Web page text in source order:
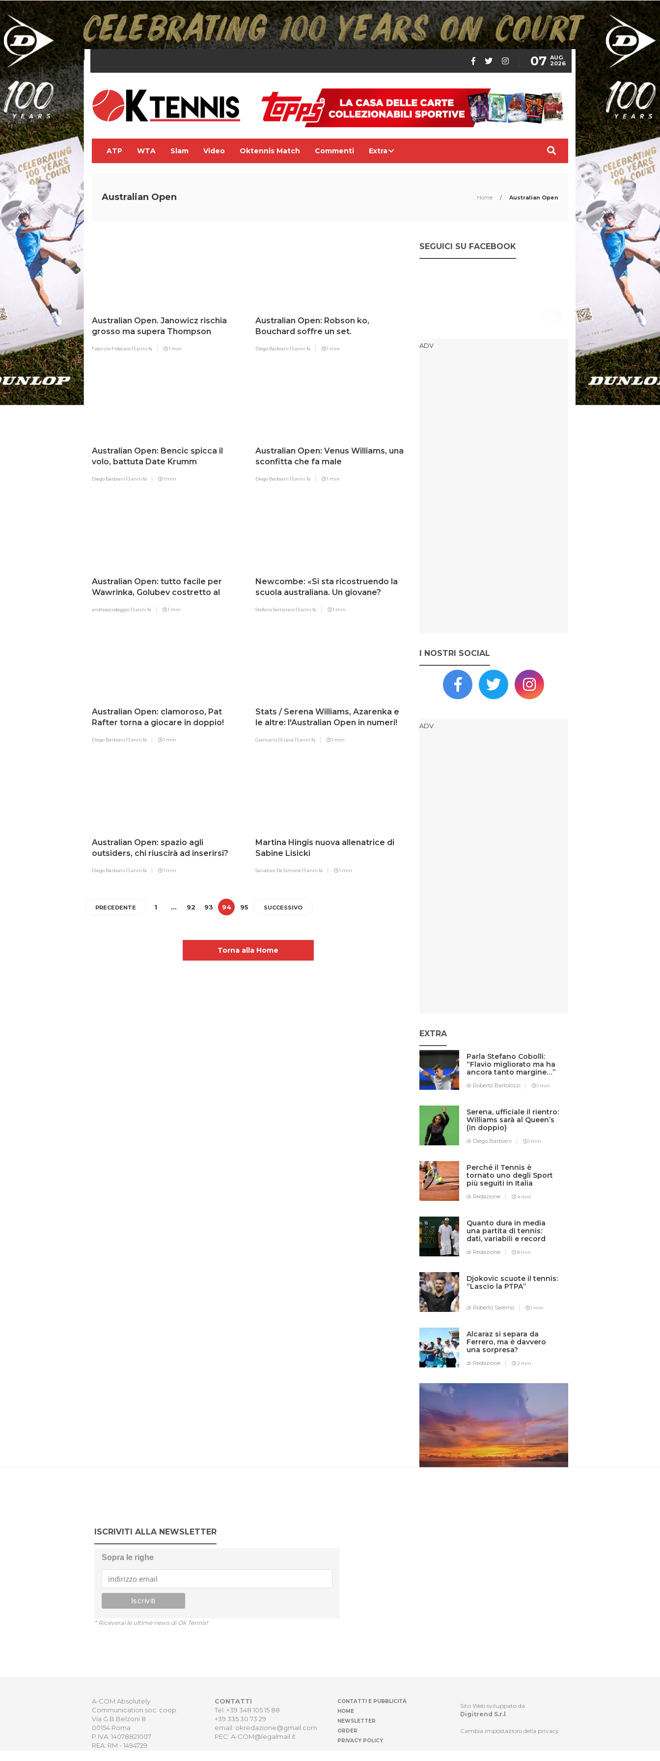
07 AUG
2026
ATP WTA Slam Video Oktennis Match Commenti Extra
Australian Open Home / Australian Open
Australian Open. Janowicz rischia
grosso ma supera Thompson
Fabrizio Fidecaro13 anni fa 1 min
Australian Open: Robson ko,
Bouchard soffre un set.
Diego Barbiani13 anni fa 1 min
Australian Open: Bencic spicca il
volo, battuta Date Krumm
Diego Barbiani13 anni fa 1 min
Australian Open: Venus Williams, una
sconfitta che fa male
Diego Barbiani13 anni fa 1 min
Australian Open: tutto facile per
Wawrinka, Golubev costretto al
andreascodeggio13 anni fa 1 min
Newcombe: «Si sta ricostruendo la
scuola australiana. Un giovane?
Stefano Semeraro13 anni fa 1 min
Australian Open: clamoroso, Pat
Rafter torna a giocare in doppio!
Diego Barbiani13 anni fa 1 min
Stats / Serena Williams, Azarenka e
le altre: l'Australian Open in numeri!
Giancarlo Di Leva13 anni fa 1 min
Australian Open: spazio agli
outsiders, chi riuscirà ad inserirsi?
Diego Barbiani13 anni fa 1 min
Martina Hingis nuova allenatrice di
Sabine Lisicki
Salvatore De Simone13 anni fa 1 min
PRECEDENTE 1 … 92 93 94 95 SUCCESSIVO
Torna alla Home
SEGUICI SU FACEBOOK
I NOSTRI SOCIAL
EXTRA
Parla Stefano Cobolli:
“Flavio migliorato ma ha
ancora tanto margine…”
di Roberto Bartolozzi 1 min
Serena, ufficiale il rientro:
Williams sarà al Queen’s
(in doppio)
di Diego Barbiani 1 min
Perché il Tennis è
tornato uno degli Sport
più seguiti in Italia
di Redazione 4 min
Quanto dura in media
una partita di tennis:
dati, variabili e record
di Redazione 8 min
Djokovic scuote il tennis:
“Lascio la PTPA”
di Roberto Salerno 1 min
Alcaraz si separa da
Ferrero, ma è davvero
una sorpresa?
di Redazione 2 min
ISCRIVITI ALLA NEWSLETTER
Sopra le righe
* Riceverai le ultime news di Ok Tennis!
A-COM Absolutely
Communication soc. coop.
Via G.B.Belzoni 8
00154 Roma
P.IVA: 14078821007
REA: RM - 1494729
CONTATTI
Tel: +39 348 105 15 88
+39 335 30 73 29
email: okredazione@gmail.com
PEC: A-COM@legalmail.it
CONTATTI E PUBBLICITÀ
HOME
NEWSLETTER
ORDER
PRIVACY POLICY
Sito Web sviluppato da
Digitrend S.r.l
Cambia impostazioni della privacy